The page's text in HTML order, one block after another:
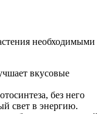
необходимыми
вкусовые
без него
свет в энергию.